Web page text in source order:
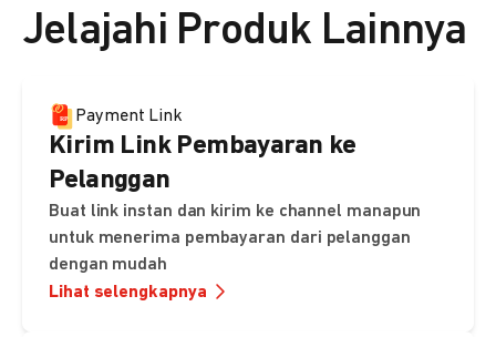
Jelajahi Produk Lainnya
Payment Link
Kirim Link Pembayaran ke
Pelanggan
Buat link instan dan kirim ke channel manapun
untuk menerima pembayaran dari pelanggan
dengan mudah
Lihat selengkapnya